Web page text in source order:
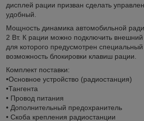
дисплей рации призван сделать
удобный.
Мощность динамика автомобильной
2 Вт. К рации можно подключить внешний
для которого предусмотрен
возможность блокировки клавиш рации.
Комплект поставки:
•Основное устройство (радиостанция)
•Тангента
• Провод питания
• Дополнительный предохранитель
• Скоба крепления радиостанции